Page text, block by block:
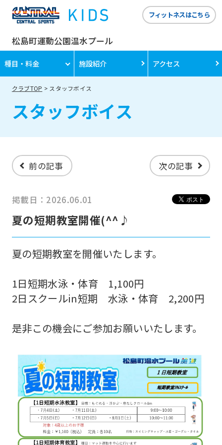
松島町運動公園温水プール
フィットネスはこちら
種目・料金 施設紹介 アクセス
クラブTOP スタッフボイス
スタッフボイス
前の記事 次の記事
掲載日：2026.06.01
夏の短期教室開催(^^♪
夏の短期教室を開催いたします。
1日短期水泳・体育 1,100円
2日スクールin短期 水泳・体育 2,200円
是非この機会にご参加お願いいたします。
For
foreigners
Sports
website
is
automatically
translated
into
English.